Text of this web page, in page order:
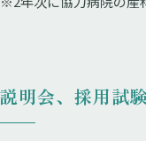
説明会、採用試